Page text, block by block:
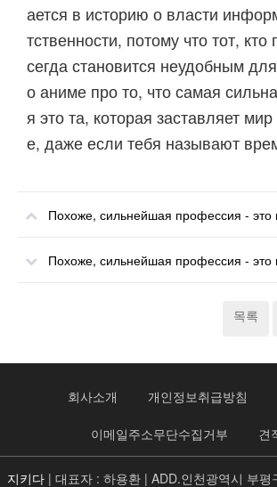
ается в историю о власти
тственности, потому что тот, кто
сегда становится неудобным
о аниме про то, что самая
я это та, которая заставляет
е, даже если тебя называют
Похоже, сильнейшая профессия - это не герой или мудрец, а (временный) инспектор? 8 серия
Похоже, сильнейшая профессия - это не герой или мудрец, а (временный) инспектор? 6 серия
목록
회사소개 개인정보취급방침
이메일주소무단수집거부 견
지키다 | 대표자 : 하용환 | ADD.인천광역시 부